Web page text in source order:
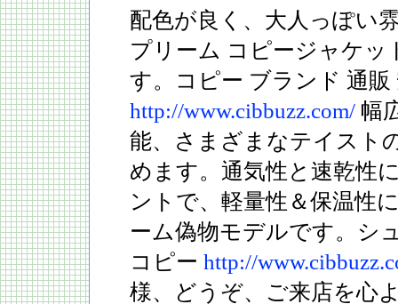
配色が良く、大人っぽい
プリーム コピージャケッ
す。コピー ブランド 通販
http://www.cibbuzz.com/ 幅
能、さまざまなテイスト
めます。通気性と速乾性
ントで、軽量性＆保温性
ーム偽物モデルです。シ
コピー http://
様、どうぞ、ご来店を心